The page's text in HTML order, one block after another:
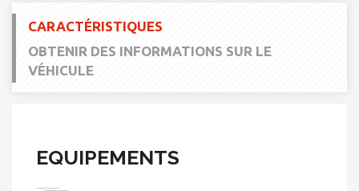
CARACTÉRISTIQUES
OBTENIR DES INFORMATIONS SUR LE
VÉHICULE
EQUIPEMENTS